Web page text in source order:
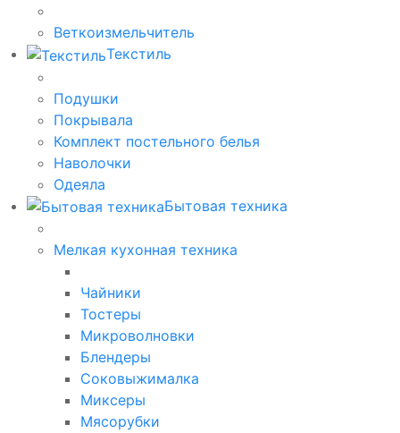
Веткоизмельчитель
Текстиль
Подушки
Покрывала
Комплект постельного белья
Наволочки
Одеяла
Бытовая техника
Мелкая кухонная техника
Чайники
Тостеры
Микроволновки
Блендеры
Соковыжималка
Миксеры
Мясорубки